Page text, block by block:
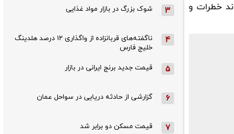
خطرات و
3 شوک بزرگ در بازار مواد غذایی
4
ناگفته‌های قربانزاده از واگذاری ۱۲ درصد هلدینگ
خلیج فارس
5 قیمت جدید برنج ایرانی در بازار
6 گزارشی از حادثه دریایی در سواحل عمان
7 قیمت مسکن دو برابر شد